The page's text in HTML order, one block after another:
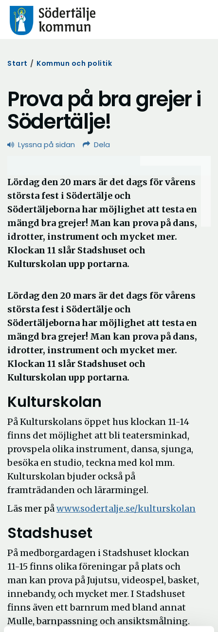
Start / Kommun och politik
Prova på bra grejer i
Södertälje!
Lyssna på sidan Dela
Lördag den 20 mars är det dags för vårens
största fest i Södertälje och
Södertäljeborna har möjlighet att testa en
mängd bra grejer! Man kan prova på dans,
idrotter, instrument och mycket mer.
Klockan 11 slår Stadshuset och
Kulturskolan upp portarna.
Lördag den 20 mars är det dags för vårens
största fest i Södertälje och
Södertäljeborna har möjlighet att testa en
mängd bra grejer! Man kan prova på dans,
idrotter, instrument och mycket mer.
Klockan 11 slår Stadshuset och
Kulturskolan upp portarna.
Kulturskolan
På Kulturskolans öppet hus klockan 11-14
finns det möjlighet att bli teatersminkad,
provspela olika instrument, dansa, sjunga,
besöka en studio, teckna med kol mm.
Kulturskolan bjuder också på
framträdanden och lärarmingel.
Läs mer påwww.sodertalje.se/kulturskolan
Stadshuset
På medborgardagen i Stadshuset klockan
11-15 finns olika föreningar på plats och
man kan prova på Jujutsu, videospel, basket,
innebandy, och mycket mer. I Stadshuset
finns även ett barnrum med bland annat
Mulle, barnpassning och ansiktsmålning.